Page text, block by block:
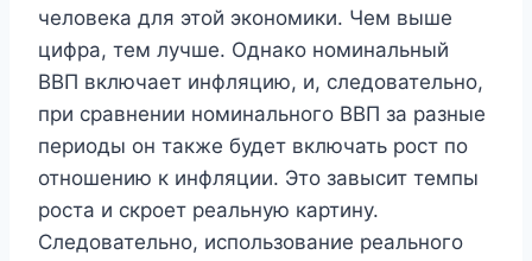
человека для этой экономики. Чем выше
цифра, тем лучше. Однако номинальный
ВВП включает инфляцию, и, следовательно,
при сравнении номинального ВВП за разные
периоды он также будет включать рост по
отношению к инфляции. Это завысит темпы
роста и скроет реальную картину.
Следовательно, использование реального